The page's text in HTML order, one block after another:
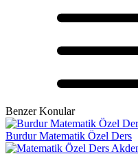
Benzer Konular
Burdur Matematik Özel Ders